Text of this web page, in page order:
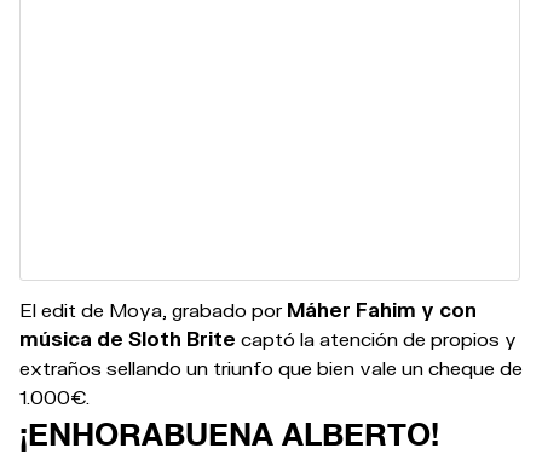
El edit de Moya, grabado por Máher Fahim y con
música de Sloth Brite captó la atención de propios y
extraños sellando un triunfo que bien vale un cheque de
1.000€.
¡ENHORABUENA ALBERTO!